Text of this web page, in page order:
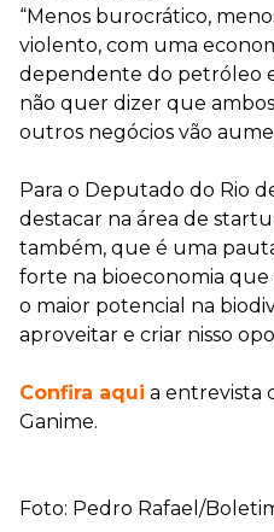
“Menos burocrático,
violento, com uma
dependente do petróleo
não quer dizer que
outros negócios vão
Para o Deputado do Rio
destacar na área de
também, que é uma
forte na bioeconomia
o maior potencial na
aproveitar e criar nisso
Confira aqui a entrevista
Ganime.
Foto: Pedro Rafael/